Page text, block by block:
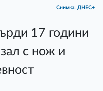
Снимка: ДНЕС+
17 години
с нож и